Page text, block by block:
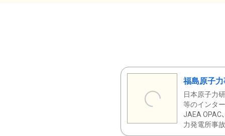
福島原子
日本原子力
等のインタ
JAEA OPAC
力発電所事